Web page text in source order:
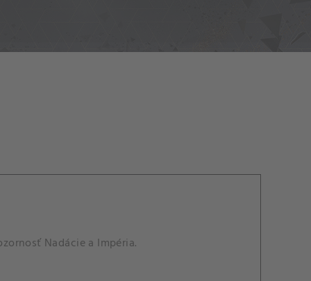
Nadácie a Impéria.